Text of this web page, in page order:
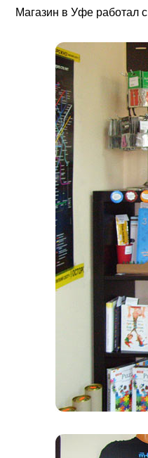
Магазин в Уфе работал